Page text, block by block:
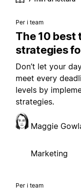
Per i team
The 10 best
strategies
Don’t let your
meet every
levels by
strategies.
Maggie
Marketing
Per i team